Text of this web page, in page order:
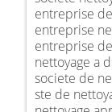
entreprise
entreprise
entreprise
nettoyage a
societe de
ste de